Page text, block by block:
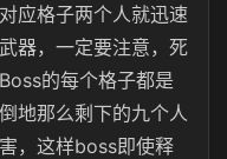
应格子两个人就迅速
器，一定要注意，死
的每个格子都是
地那么剩下的九个人
，这样boss即使释